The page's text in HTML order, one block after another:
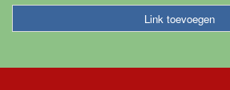
Link toevoegen